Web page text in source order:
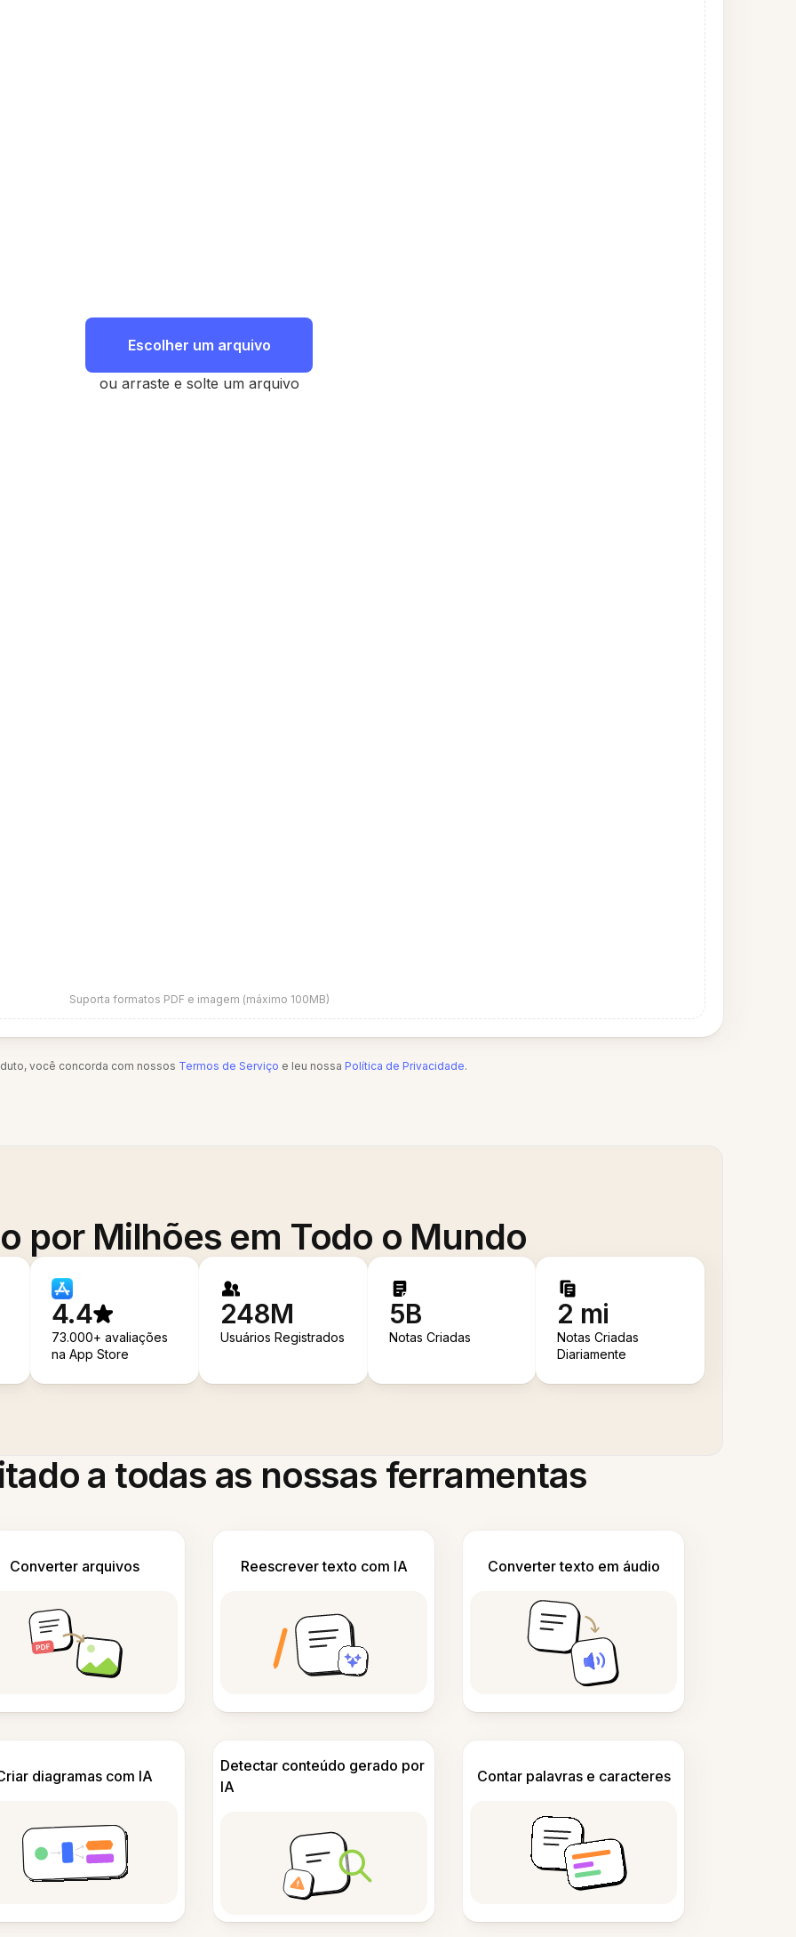
Escolher um arquivo
ou arraste e solte um arquivo
Suporta formatos PDF e imagem (máximo 100MB)
você concorda com nossos Termos de Serviço e leu nossa Política de Privacidade.
por Milhões em Todo o Mundo
4.4
73.000+ avaliações
na App Store
248M
Usuários Registrados
5B
Notas Criadas
2 mi
Notas Criadas
Diariamente
a todas as nossas ferramentas
Converter arquivos Reescrever texto com IA Converter texto em áudio
diagramas com IA
Detectar conteúdo gerado por
IA
Contar palavras e caracteres